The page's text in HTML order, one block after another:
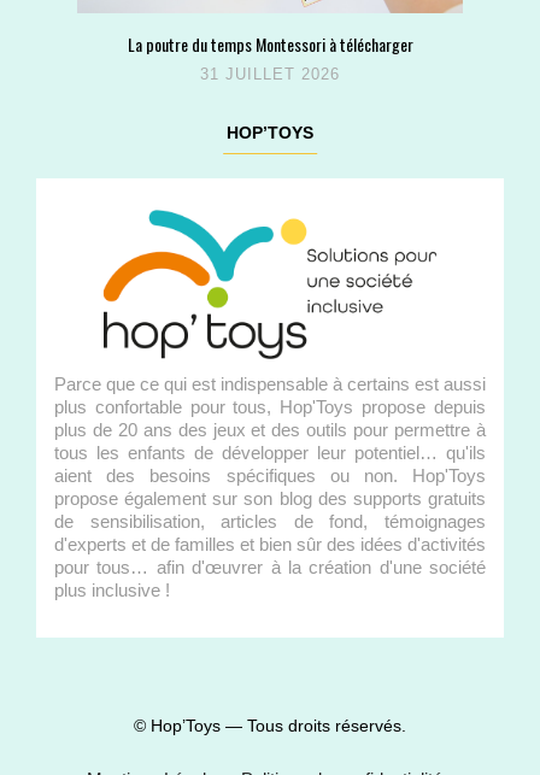
La poutre du temps Montessori à télécharger
31 JUILLET 2026
HOP’TOYS
Parce que ce qui est indispensable à certains est aussi
plus confortable pour tous, Hop'Toys propose depuis
plus de 20 ans des jeux et des outils pour permettre à
tous les enfants de développer leur potentiel… qu'ils
aient des besoins spécifiques ou non. Hop'Toys
propose également sur son blog des supports gratuits
de sensibilisation, articles de fond, témoignages
d'experts et de familles et bien sûr des idées d'activités
pour tous… afin d'œuvrer à la création d'une société
plus inclusive !
© Hop’Toys — Tous droits réservés.